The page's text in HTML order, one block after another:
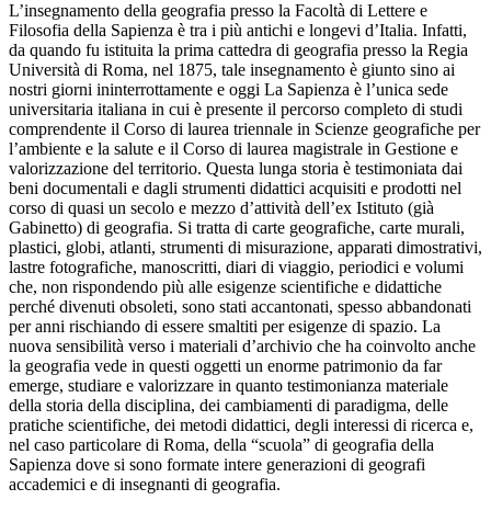
L’insegnamento della geografia presso la Facoltà di Lettere e
Filosofia della Sapienza è tra i più antichi e longevi d’Italia. Infatti,
da quando fu istituita la prima cattedra di geografia presso la Regia
Università di Roma, nel 1875, tale insegnamento è giunto sino ai
nostri giorni ininterrottamente e oggi La Sapienza è l’unica sede
universitaria italiana in cui è presente il percorso completo di studi
comprendente il Corso di laurea triennale in Scienze geografiche per
l’ambiente e la salute e il Corso di laurea magistrale in Gestione e
valorizzazione del territorio. Questa lunga storia è testimoniata dai
beni documentali e dagli strumenti didattici acquisiti e prodotti nel
corso di quasi un secolo e mezzo d’attività dell’ex Istituto (già
Gabinetto) di geografia. Si tratta di carte geografiche, carte murali,
plastici, globi, atlanti, strumenti di misurazione, apparati dimostrativi,
lastre fotografiche, manoscritti, diari di viaggio, periodici e volumi
che, non rispondendo più alle esigenze scientifiche e didattiche
perché divenuti obsoleti, sono stati accantonati, spesso abbandonati
per anni rischiando di essere smaltiti per esigenze di spazio. La
nuova sensibilità verso i materiali d’archivio che ha coinvolto anche
la geografia vede in questi oggetti un enorme patrimonio da far
emerge, studiare e valorizzare in quanto testimonianza materiale
della storia della disciplina, dei cambiamenti di paradigma, delle
pratiche scientifiche, dei metodi didattici, degli interessi di ricerca e,
nel caso particolare di Roma, della “scuola” di geografia della
Sapienza dove si sono formate intere generazioni di geografi
accademici e di insegnanti di geografia.